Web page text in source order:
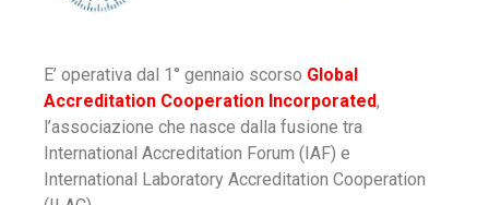
E’ operativa dal 1° gennaio scorso Global
Accreditation Cooperation Incorporated,
l’associazione che nasce dalla fusione tra
International Accreditation Forum (IAF) e
International Laboratory Accreditation Cooperation